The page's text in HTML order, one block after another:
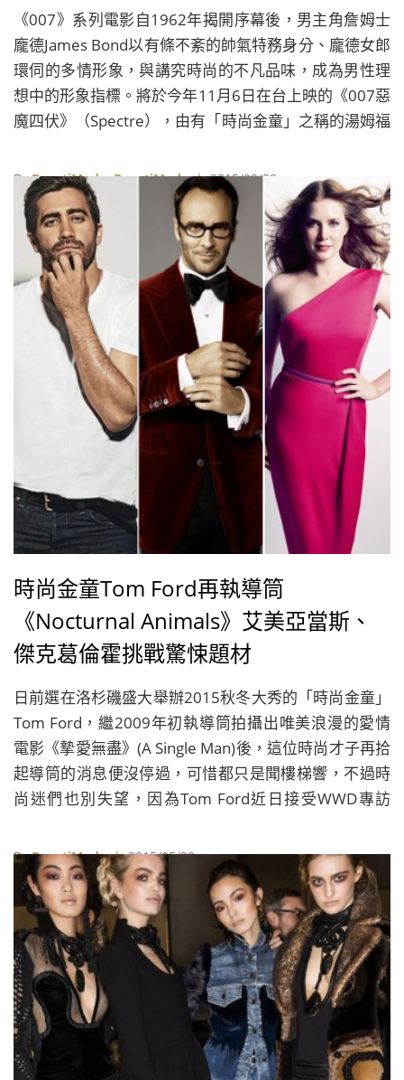
《007》系列電影自1962年揭開序幕後，男主角詹姆士
龐德James Bond以有條不紊的帥氣特務身分、龐德女郎
環伺的多情形象，與講究時尚的不凡品味，成為男性理
想中的形象指標。將於今年11月6日在台上映的《007惡
魔四伏》（Spectre），由有「時尚金童」之稱的湯姆福
ByBeautiMode BeautiMode| 2015/09/08
時尚金童Tom Ford再執導筒
《Nocturnal Animals》艾美亞當斯、
傑克葛倫霍挑戰驚悚題材
日前選在洛杉磯盛大舉辦2015秋冬大秀的「時尚金童」
Tom Ford，繼2009年初執導筒拍攝出唯美浪漫的愛情
電影《摯愛無盡》(A Single Man)後，這位時尚才子再拾
起導筒的消息便沒停過，可惜都只是聞樓梯響，不過時
尚迷們也別失望，因為Tom Ford近日接受WWD專訪
悚電影題材！
ByBeautiMode| 2015/05/20